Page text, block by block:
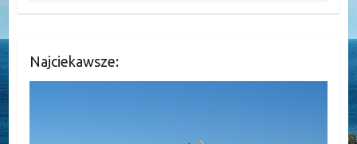
Najciekawsze: